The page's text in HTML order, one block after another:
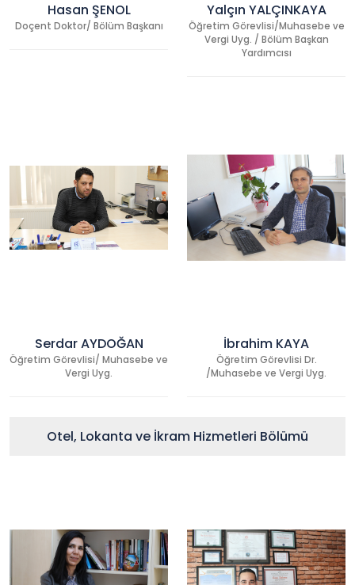
Hasan ŞENOL
Doçent Doktor/ Bölüm Başkanı
Yalçın YALÇINKAYA
Öğretim Görevlisi/Muhasebe ve
Vergi Uyg. / Bölüm Başkan
Yardımcısı
Serdar AYDOĞAN
Öğretim Görevlisi/ Muhasebe ve
Vergi Uyg.
İbrahim KAYA
Öğretim Görevlisi Dr.
/Muhasebe ve Vergi Uyg.
Otel, Lokanta ve İkram Hizmetleri Bölümü